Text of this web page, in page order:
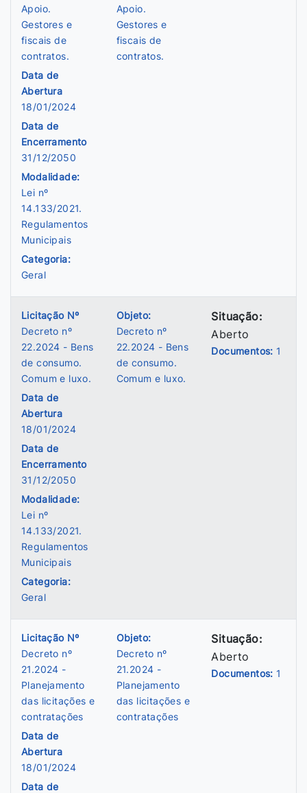
Apoio.
Gestores e
fiscais de
contratos.
Data de
Abertura
18/01/2024
Data de
Encerramento
31/12/2050
Modalidade:
Lei nº
14.133/2021.
Regulamentos
Municipais
Categoria:
Geral
Apoio.
Gestores e
fiscais de
contratos.
Licitação Nº
Decreto nº
22.2024 - Bens
de consumo.
Comum e luxo.
Data de
Abertura
18/01/2024
Data de
Encerramento
31/12/2050
Modalidade:
Lei nº
14.133/2021.
Regulamentos
Municipais
Categoria:
Geral
Objeto:
Decreto nº
22.2024 - Bens
de consumo.
Comum e luxo.
Situação:
Aberto
Documentos: 1
Licitação Nº
Decreto nº
21.2024 -
Planejamento
das licitações e
contratações
Data de
Abertura
18/01/2024
Data de
Objeto:
Decreto nº
21.2024 -
Planejamento
das licitações e
contratações
Situação:
Aberto
Documentos: 1